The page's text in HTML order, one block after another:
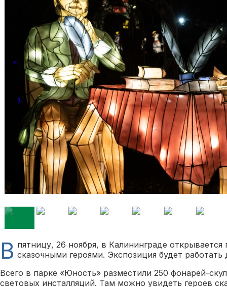
В пятницу, 26 ноября, в Калининграде открывается
сказочными героями. Экспозиция будет работать
Всего в парке «Юность» разместили 250 фонарей-
световых инсталляций. Там можно увидеть героев